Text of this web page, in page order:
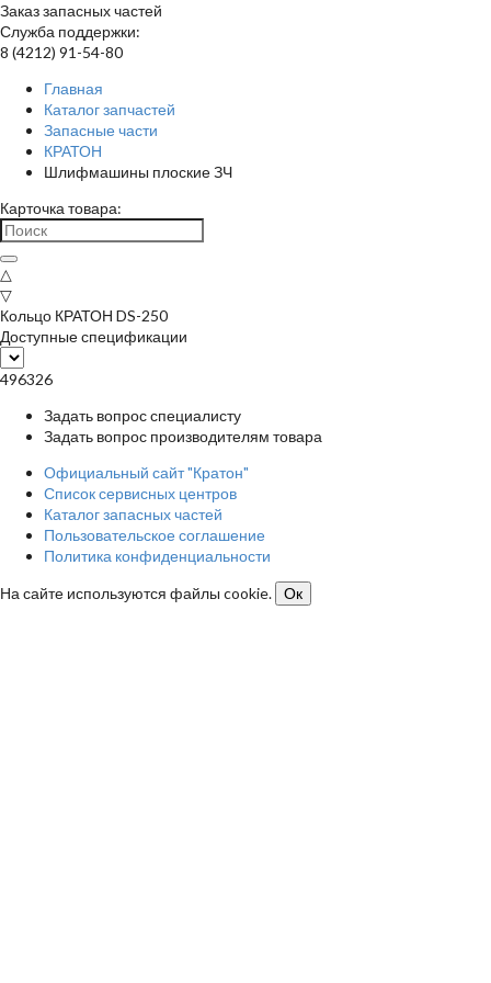
Заказ запасных частей
Служба поддержки:
8 (4212) 91-54-80
Главная
Каталог запчастей
Запасные части
КРАТОН
Шлифмашины плоские ЗЧ
Карточка товара:
△
▽
Кольцо КРАТОН DS-250
Доступные спецификации
496326
Задать вопрос специалисту
Задать вопрос производителям товара
Официальный сайт "Кратон"
Список сервисных центров
Каталог запасных частей
Пользовательское соглашение
Политика конфиденциальности
На сайте используются файлы cookie.
Ок